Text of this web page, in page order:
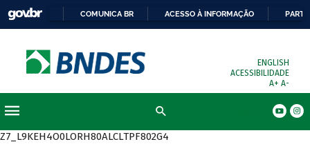
COMUNICA BR ACESSO À INFORMAÇÃO
ENGLISH
ACESSIBILIDADE
A+ A-
Z7_L9KEH4O0LORH80ALCLTPF802G4